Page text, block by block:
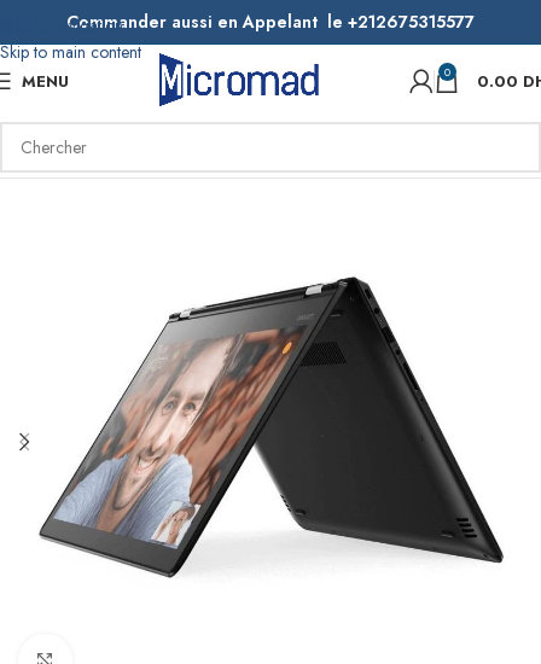
Skip to navigation
Skip to main content
Commander aussi en Appelant le +212675315577
MENU 0 0.00